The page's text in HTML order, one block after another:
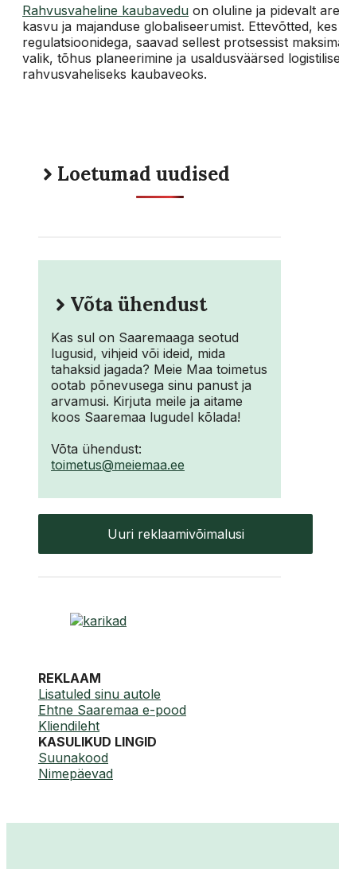
Rahvusvaheline kaubavedu on oluline ja pidevalt
kasvu ja majanduse globaliseerumist. Ettevõtted,
regulatsioonidega, saavad sellest protsessist
valik, tõhus planeerimine ja usaldusväärsed
rahvusvaheliseks kaubaveoks.
Loetumad uudised
Võta ühendust
Kas sul on Saaremaaga seotud
lugusid, vihjeid või ideid, mida
tahaksid jagada? Meie Maa toimetus
ootab põnevusega sinu panust ja
arvamusi. Kirjuta meile ja aitame
koos Saaremaa lugudel kõlada!
Võta ühendust:
toimetus@meiemaa.ee
Uuri reklaamivõimalusi
REKLAAM
Lisatuled sinu autole
Ehtne Saaremaa e-pood
Kliendileht
KASULIKUD LINGID
Suunakood
Nimepäevad